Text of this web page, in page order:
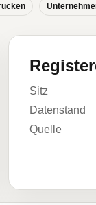
Sitz
Datenstand
Quelle